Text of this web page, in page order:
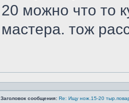
20 можно что то
мастера. тож
Заголовок сообщения: Re: Ищу нож.15-20